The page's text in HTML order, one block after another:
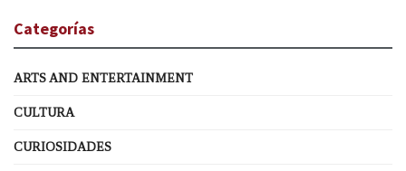
Categorías
ARTS AND ENTERTAINMENT
CULTURA
CURIOSIDADES